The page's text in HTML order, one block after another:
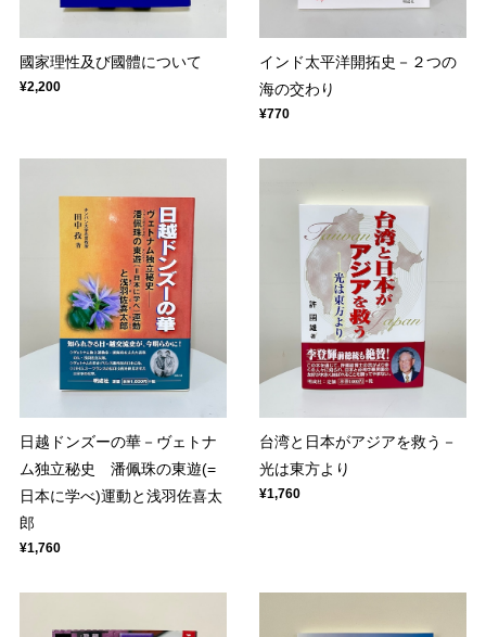
國家理性及び國體について
¥2,200
インド太平洋開拓史－２つの
海の交わり
¥770
日越ドンズーの華－ヴェトナ
ム独立秘史 潘佩珠の東遊(=
日本に学べ)運動と浅羽佐喜太
郎
¥1,760
台湾と日本がアジアを救う－
光は東方より
¥1,760